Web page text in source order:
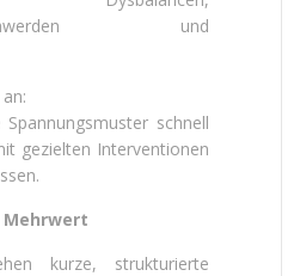
und
schnell
gezielten Interventionen
kurze, strukturierte